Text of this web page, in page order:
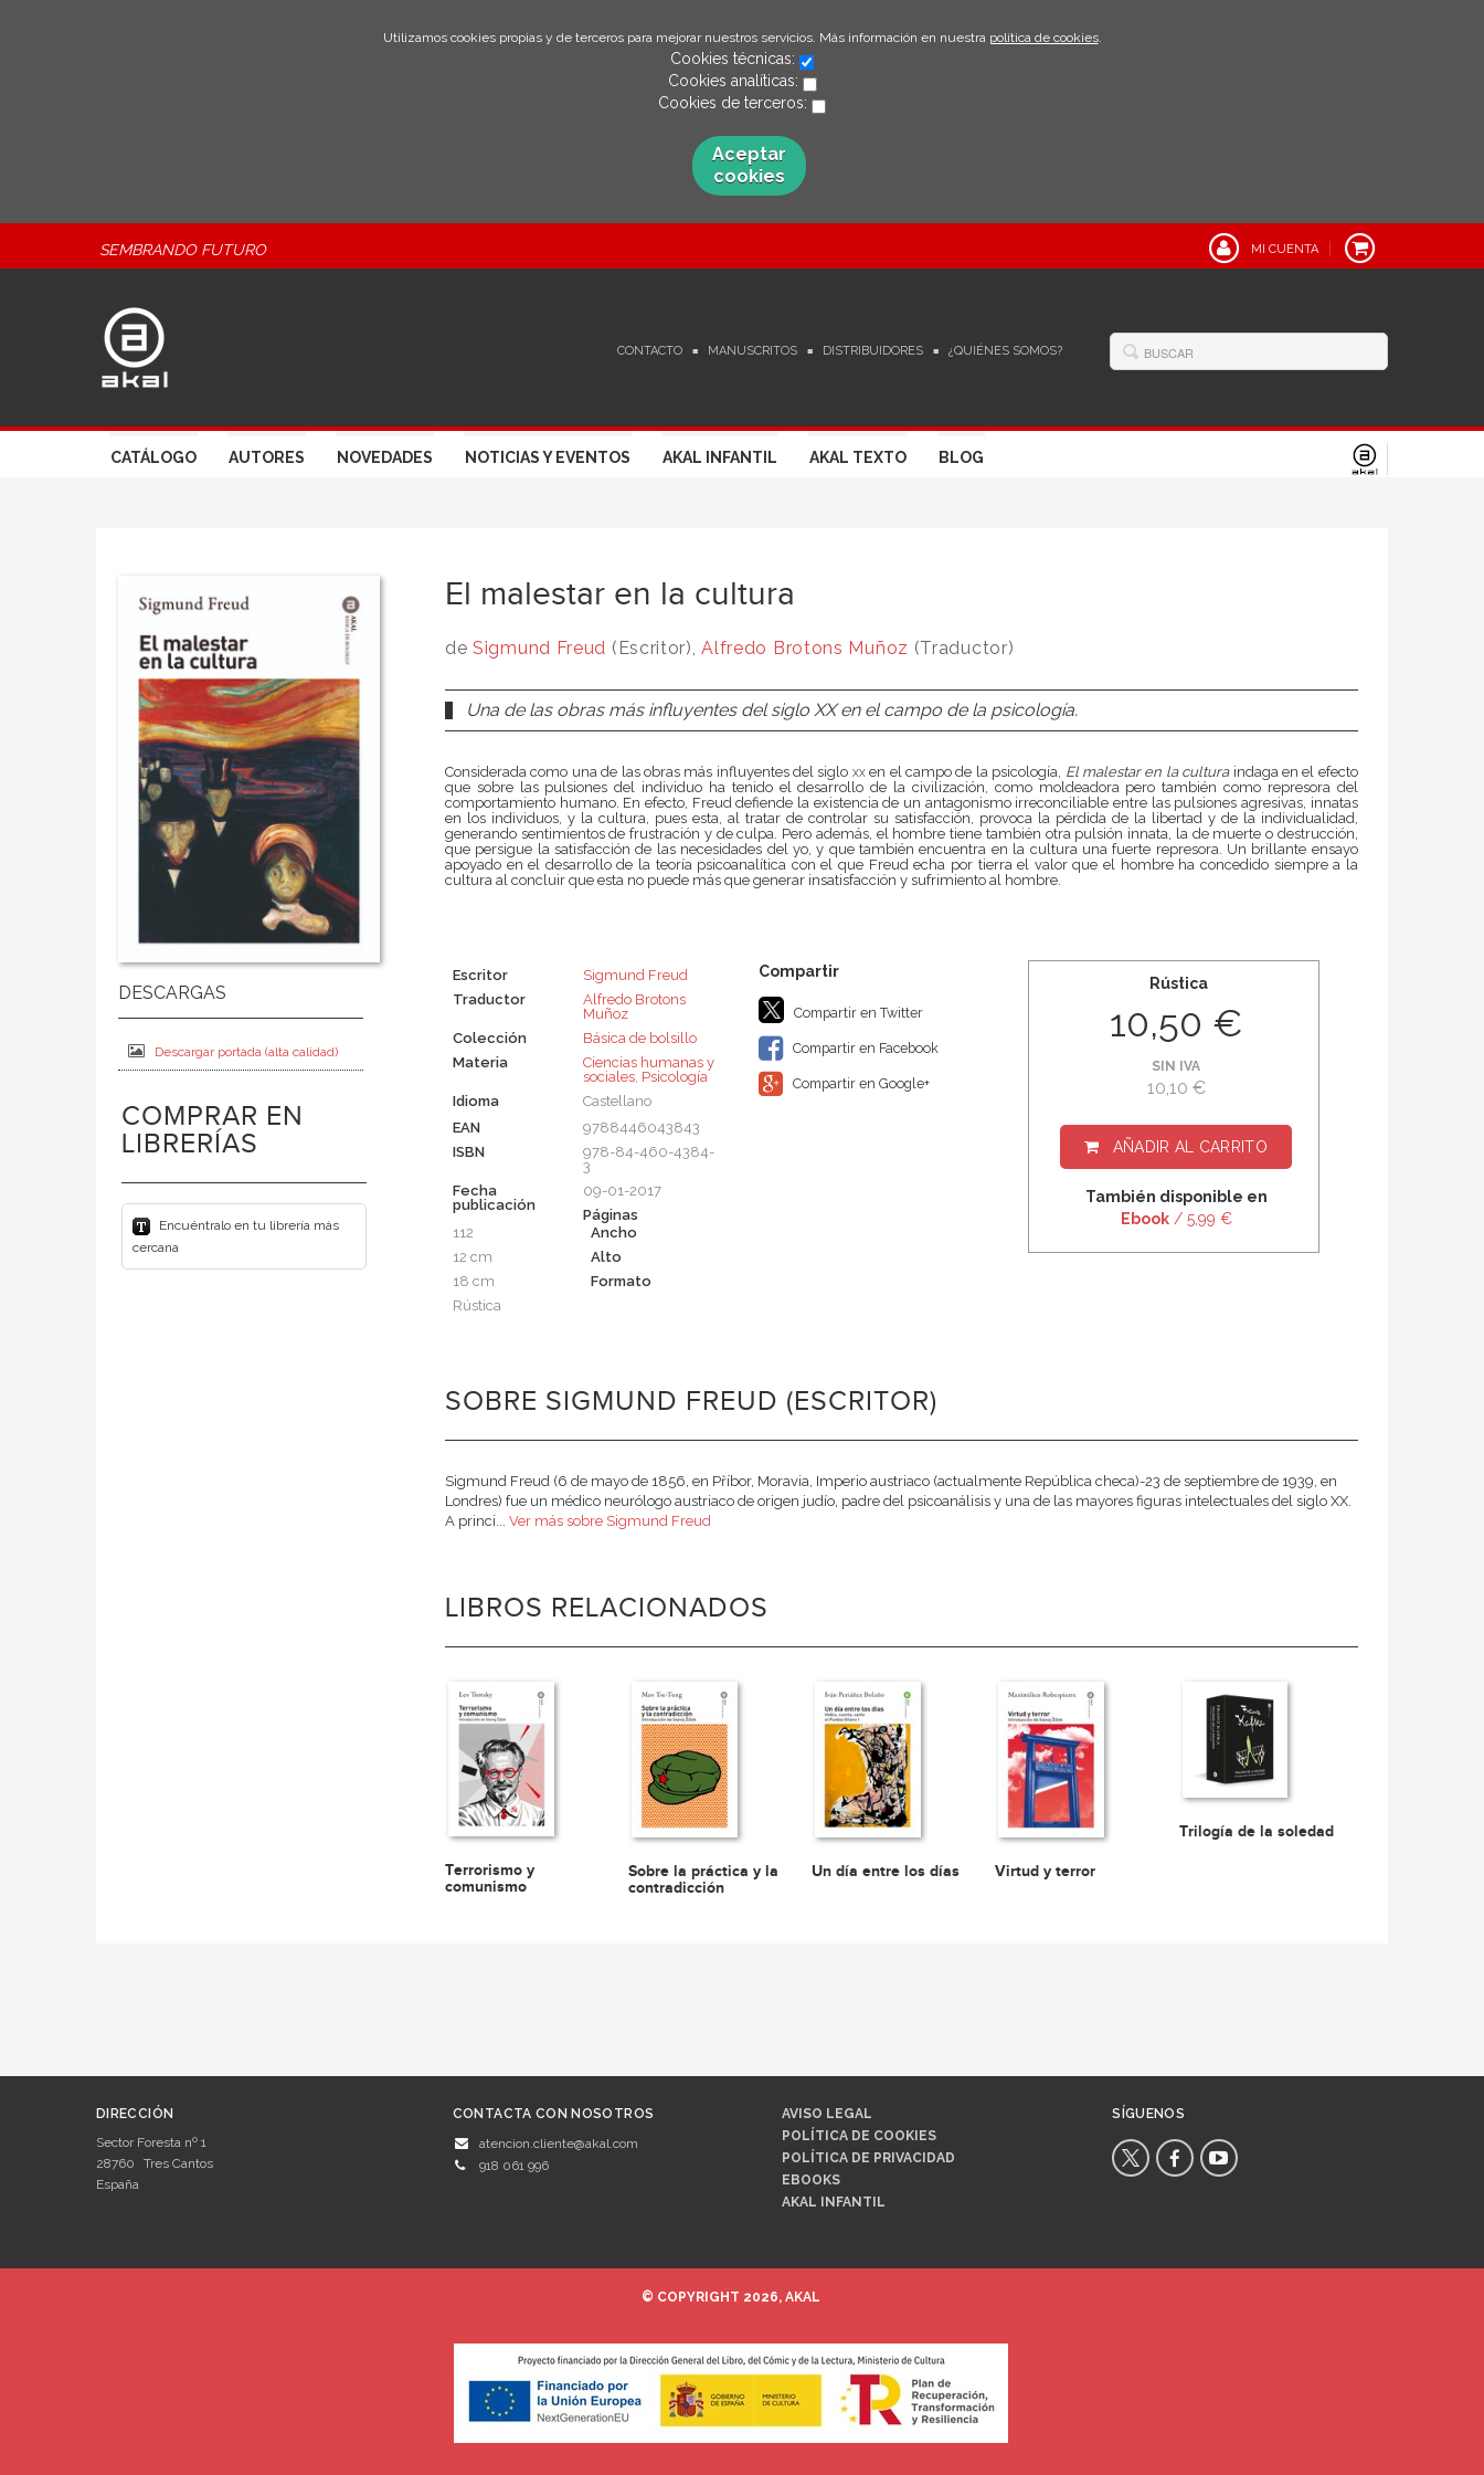
Utilizamos cookies propias y de terceros para mejorar nuestros servicios. Más información en nuestra política de cookies.
Cookies técnicas:
Cookies analíticas:
Cookies de terceros:
Aceptar
cookies
SEMBRANDO FUTURO MI CUENTA
CONTACTO MANUSCRITOS DISTRIBUIDORES ¿QUIÉNES SOMOS?
CATÁLOGO AUTORES NOVEDADES NOTICIAS Y EVENTOS AKAL INFANTIL AKAL TEXTO BLOG
Descargar portada (alta calidad)
COMPRAR EN
LIBRERÍAS
Encuéntralo en tu librería más
cercana
El malestar en la cultura
deSigmund Freud (Escritor),Alfredo Brotons Muñoz (Traductor)
Una de las obras más influyentes del siglo XX en el campo de la psicología.
Considerada como una de las obras más influyentes del siglo xxen el campo de la psicología, El malestar en la cultura indaga en el efecto
que sobre las pulsiones del individuo ha tenido el desarrollo de la civilización, como moldeadora pero también como represora del
comportamiento humano. En efecto, Freud defiende la existencia de un antagonismo irreconciliable entre las pulsiones agresivas, innatas
en los individuos, y la cultura, pues esta, al tratar de controlar su satisfacción, provoca la pérdida de la libertad y de la individualidad,
generando sentimientos de frustración y de culpa. Pero además, el hombre tiene también otra pulsión innata, la de muerte o destrucción,
que persigue la satisfacción de las necesidades del yo, y que también encuentra en la cultura una fuerte represora. Un brillante ensayo
apoyado en el desarrollo de la teoría psicoanalítica con el que Freud echa por tierra el valor que el hombre ha concedido siempre a la
cultura al concluir que esta no puede más que generar insatisfacción y sufrimiento al hombre.
Escritor
Sigmund Freud
Traductor
Alfredo Brotons
Muñoz
Colección
Básica de bolsillo
Materia
Ciencias humanas y
sociales, Psicología
Idioma
Castellano
EAN
9788446043843
ISBN
978-84-460-4384-
3
Fecha
publicación
09-01-2017
Páginas
112
Ancho
12 cm
Alto
18 cm
Formato
Rústica
Compartir en Twitter
Compartir en Facebook
Compartir en Google+
Rústica
10,50 €
SIN IVA
10,10 €
AÑADIR AL CARRITO
También disponible en
Ebook/ 5,99 €
SOBRE SIGMUND FREUD (ESCRITOR)
Sigmund Freud (6 de mayo de 1856, en Příbor, Moravia, Imperio austriaco (actualmente República checa)-23 de septiembre de 1939, en
Londres) fue un médico neurólogo austriaco de origen judío, padre del psicoanálisis y una de las mayores figuras intelectuales del siglo XX.
A princi... Ver más sobre Sigmund Freud
LIBROS RELACIONADOS
Terrorismo y
comunismo
Sobre la práctica y la
contradicción
Un día entre los días Virtud y terror
Trilogía de la soledad
DIRECCIÓN
Sector Foresta nº 1
28760
Tres Cantos
España
CONTACTA CON NOSOTROS
atencion.cliente@akal.com
918 061 996
AVISO LEGAL
POLÍTICA DE COOKIES
POLÍTICA DE PRIVACIDAD
EBOOKS
AKAL INFANTIL
SÍGUENOS
© COPYRIGHT 2026, AKAL